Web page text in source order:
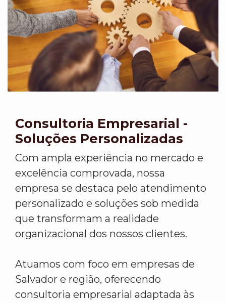
Consultoria Empresarial -
Soluções Personalizadas
Com ampla experiência no mercado e
excelência comprovada, nossa
empresa se destaca pelo atendimento
personalizado e soluções sob medida
que transformam a realidade
organizacional dos nossos clientes.
Atuamos com foco em empresas de
Salvador e região, oferecendo
consultoria empresarial adaptada às